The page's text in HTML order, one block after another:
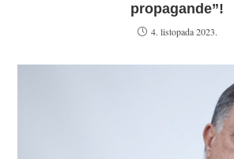
propagande”!
4. listopada 2023.